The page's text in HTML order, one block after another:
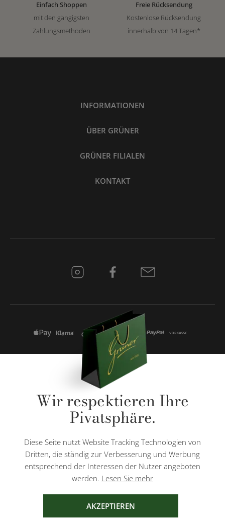
Einfach Shoppen
mit den gängigsten
Zahlungsmethoden
Freie Rücksendung
Kostenlose Rücksendung
innerhalb von 14 Tagen*
INFORMATIONEN
ÜBER GRÜNER
GRÜNER FILIALEN
KONTAKT
* Alle Preise inkl. gesetzl. Mehrwertsteuer zzgl.
Nachnahmegebühren, wenn nicht anders angegeben.
Diese Website ist durch reCAPTCHA geschützt und es gelten die
Wir respektieren Ihre
Pivatsphäre.
Diese Seite nutzt Website Tracking Technologien von
Dritten, die ständig zur Verbesserung und Werbung
entsprechend der Interessen der Nutzer angeboten
werden. Lesen Sie mehr
AKZEPTIEREN